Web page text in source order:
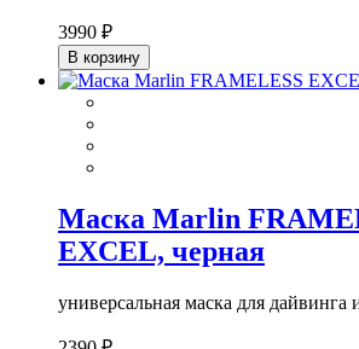
3990 ₽
В корзину
Маска Marlin
EXCEL, черная
универсальная маска для